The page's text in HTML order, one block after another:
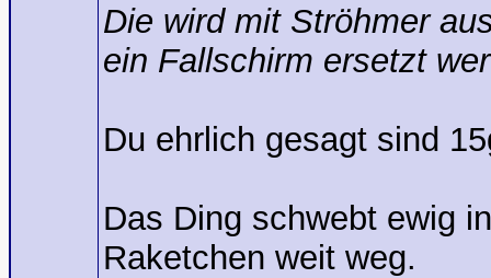
Die wird mit Ströhmer
ein Fallschirm ersetzt
Du ehrlich gesagt sind
Das Ding schwebt ewig
Raketchen weit weg.